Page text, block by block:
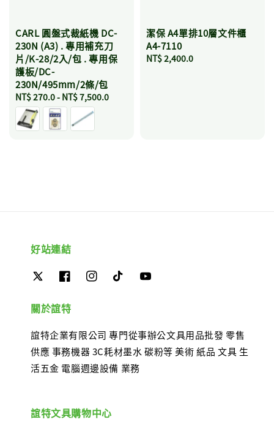
CARL 圓盤式裁紙機 DC-
230N (A3) . 專用補充刀
片/K-28/2入/包 . 專用保
護板/DC-
230N/495mm/2條/包
Regular
price
NT$ 270.0- NT$ 7,500.0
潔保 A4單排10層文件櫃
A4-7110
Regular
NT$ 2,400.0
好站連結
關於誼特
誼特企業有限公司 專門從事辦公文具用品批發 零售
供應 事務機器 3C耗材墨水 碳粉等 美術 紙品 文具 生
活五金 電腦週邊設備 業務
誼特文具購物中心